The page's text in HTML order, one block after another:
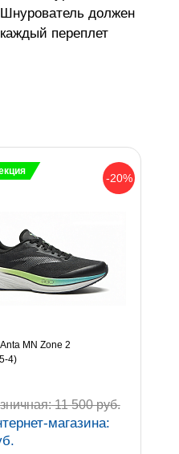
должен
переплет
-20%
MN Zone 2
4)
11 500 руб.
магазина: